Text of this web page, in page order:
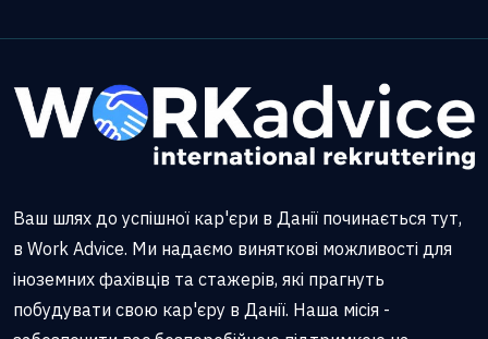
Ваш шлях до успішної кар'єри в Данії починається тут,
в Work Advice. Ми надаємо виняткові можливості для
іноземних фахівців та стажерів, які прагнуть
побудувати свою кар'єру в Данії. Наша місія -